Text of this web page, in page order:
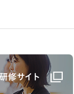
修サイト